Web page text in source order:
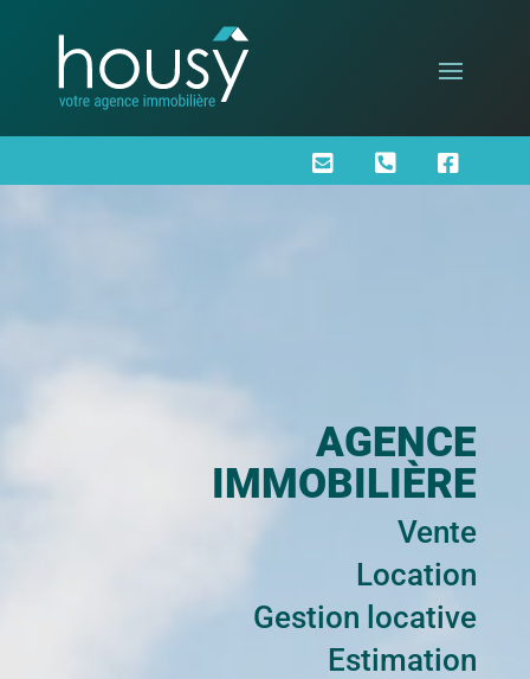
  
AGENCE
IMMOBILIÈRE
Vente
Location
Gestion locative
Estimation